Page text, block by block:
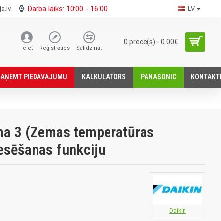
Darba laiks: 10:00 - 16:00 LV
Ieiet Reģistrēties Salīdzināt
0 prece(s) - 0.00€
PIEDĀVĀJUMU KALKULATORS PANASONIC KONTAKTI
3 (Zemas temperatūras
funkciju
Daikin